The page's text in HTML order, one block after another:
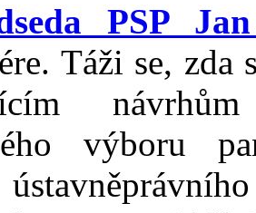
PSP
Táži se, zda
výboru